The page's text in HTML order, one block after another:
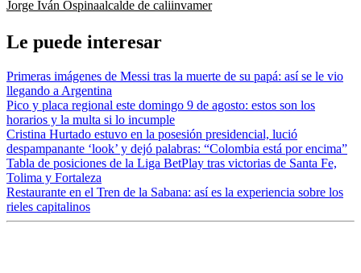
Jorge Iván Ospinaalcalde de caliinvamer
Le puede interesar
Primeras imágenes de Messi tras la muerte de su papá: así se le vio
llegando a Argentina
Pico y placa regional este domingo 9 de agosto: estos son los
horarios y la multa si lo incumple
Cristina Hurtado estuvo en la posesión presidencial, lució
despampanante ‘look’ y dejó palabras: “Colombia está por encima”
Tabla de posiciones de la Liga BetPlay tras victorias de Santa Fe,
Tolima y Fortaleza
Restaurante en el Tren de la Sabana: así es la experiencia sobre los
rieles capitalinos